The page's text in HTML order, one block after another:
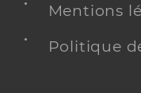
Mentions
Politique